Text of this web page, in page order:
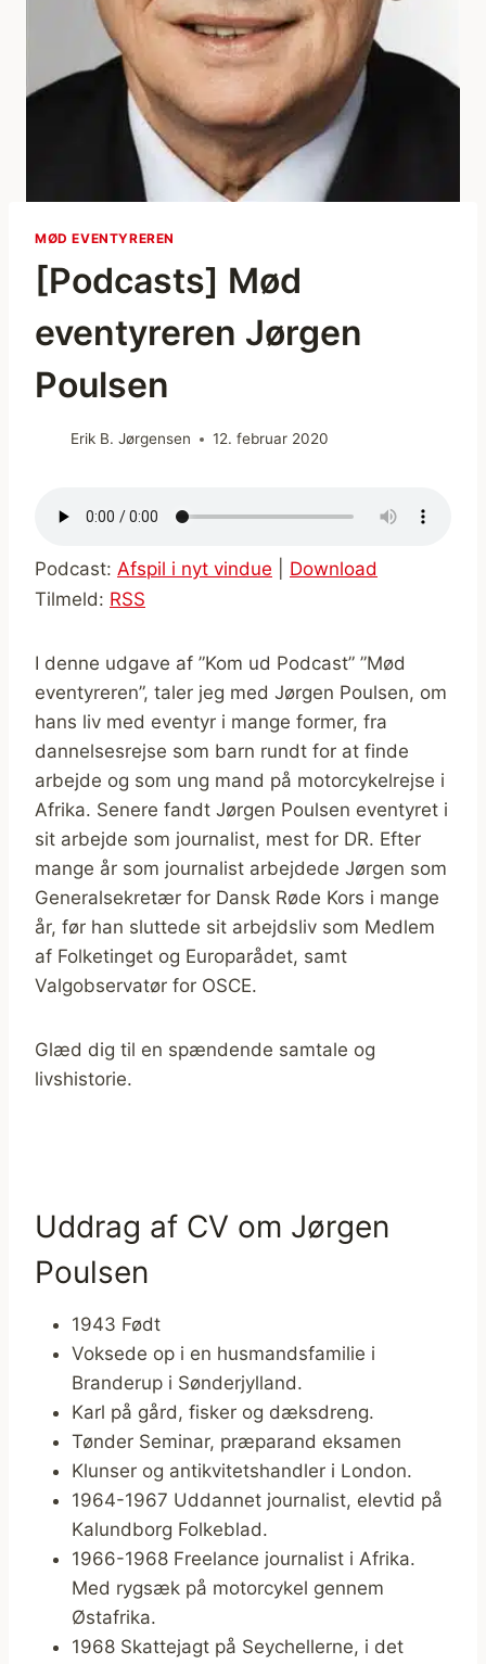
MØD EVENTYREREN
[Podcasts] Mød
eventyreren Jørgen
Poulsen
Erik B. Jørgensen 12. februar 2020
Podcast: Afspil i nyt vindue
Download
Tilmeld: RSS
I denne udgave af ”Kom ud Podcast” ”Mød
eventyreren”, taler jeg med Jørgen Poulsen, om
hans liv med eventyr i mange former, fra
dannelsesrejse som barn rundt for at finde
arbejde og som ung mand på motorcykelrejse i
Afrika. Senere fandt Jørgen Poulsen eventyret i
sit arbejde som journalist, mest for DR. Efter
mange år som journalist arbejdede Jørgen som
Generalsekretær for Dansk Røde Kors i mange
år, før han sluttede sit arbejdsliv som Medlem
af Folketinget og Europarådet, samt
Valgobservatør for OSCE.
Glæd dig til en spændende samtale og
livshistorie.
Uddrag af CV om Jørgen
Poulsen
1943 Født
Voksede op i en husmandsfamilie i
Branderup i Sønderjylland.
Karl på gård, fisker og dæksdreng.
Tønder Seminar, præparand eksamen
Klunser og antikvitetshandler i London.
1964-1967 Uddannet journalist, elevtid på
Kalundborg Folkeblad.
1966-1968 Freelance journalist i Afrika.
Med rygsæk på motorcykel gennem
Østafrika.
1968 Skattejagt på Seychellerne, i det